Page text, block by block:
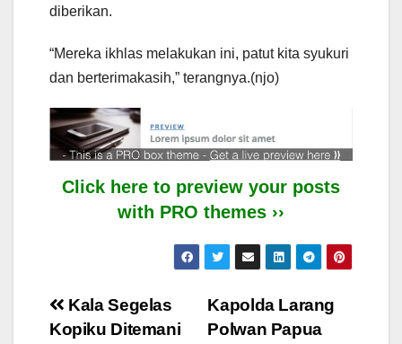
diberikan.
“Mereka ikhlas melakukan ini, patut kita syukuri
dan berterimakasih,” terangnya.(njo)
Click here to preview your posts
with PRO themes ››
Post
Kapolda Larang
Polwan Papua
Kala Segelas
Kopiku Ditemani